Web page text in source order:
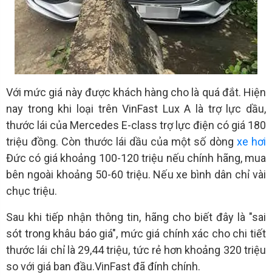
Với mức giá này được khách hàng cho là quá đắt. Hiện
nay trong khi loại trên VinFast Lux A là trợ lực dầu,
thước lái của Mercedes E-class trợ lực điện có giá 180
triệu đồng. Còn thước lái dầu của một số dòng xe hơi
Đức có giá khoảng 100-120 triệu nếu chính hãng, mua
bên ngoài khoảng 50-60 triệu. Nếu xe bình dân chỉ vài
chục triệu.
Sau khi tiếp nhận thông tin, hãng cho biết đây là "sai
sót trong khâu báo giá", mức giá chính xác cho chi tiết
thước lái chỉ là 29,44 triệu, tức rẻ hơn khoảng 320 triệu
so với giá ban đầu.VinFast đã đính chính.